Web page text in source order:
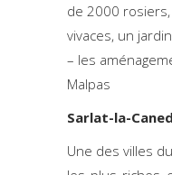
de 2000 rosiers,
vivaces, un
– les
Malpas
Sarlat-la-
Une des villes